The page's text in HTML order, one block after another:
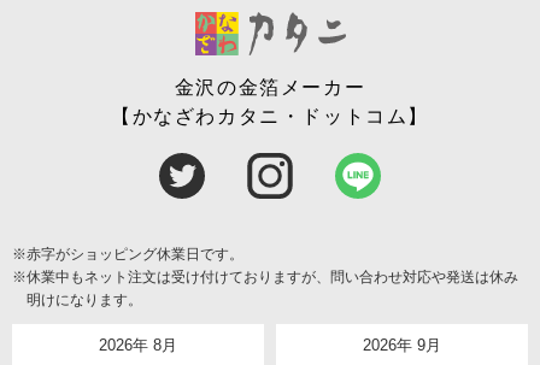
金沢の金箔メーカー
【かなざわカタニ・ドットコム】
※赤字がショッピング休業日です。
※休業中もネット注文は受け付けておりますが、問い合わせ対応や発送は休み
明けになります。
2026年 8月
2026年 9月